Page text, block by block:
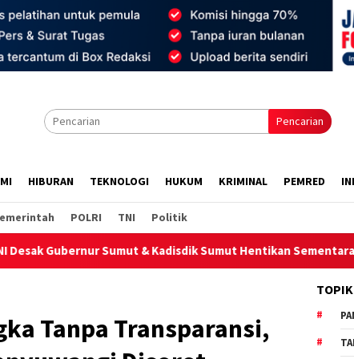
Pencarian
HIBURAN TEKNOLOGI HUKUM KRIMINAL PEMRED
POLRI TNI Politik
& Kadisdik Sumut Hentikan Sementara Proyek Revitalisasi
Tanpa Transparansi,